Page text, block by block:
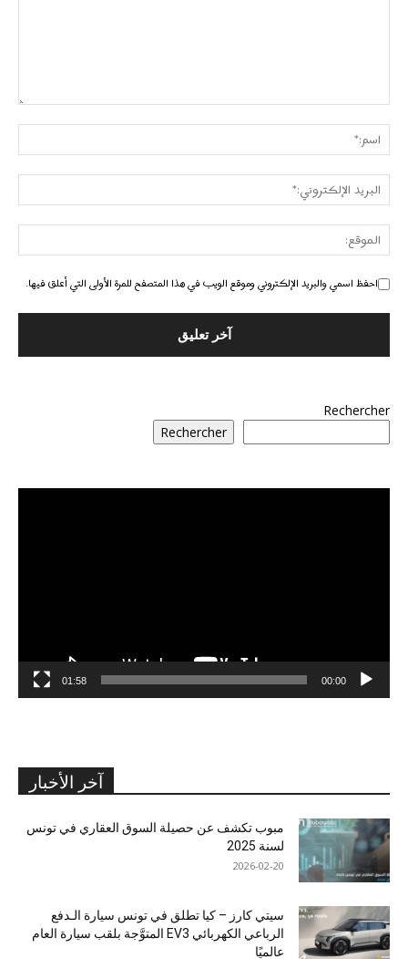
احفظ اسمي والبريد الإلكتروني وموقع الويب في هذا المتصفح للمرة الأولى التي أعلق فيها.
Rechercher
Rechercher
00:00
01:58
آخر الأخبار
مبوب تكشف عن حصيلة السوق العقاري في تونس
لسنة 2025
2026-02-20
سيتي كارز – كيا تطلق في تونس سيارة الـدفع
الرباعي الكهربائي EV3 المتوَّجة بلقب سيارة العام
عالميًا